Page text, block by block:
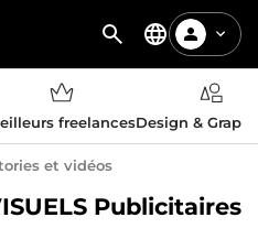
freelancesDesign &
et vidéos
Publicitaires